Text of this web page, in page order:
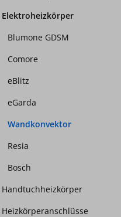
Elektroheizkörper
Blumone GDSM
Comore
eBlitz
eGarda
Wandkonvektor
Resia
Bosch
Handtuchheizkörper
Heizkörperanschlüsse